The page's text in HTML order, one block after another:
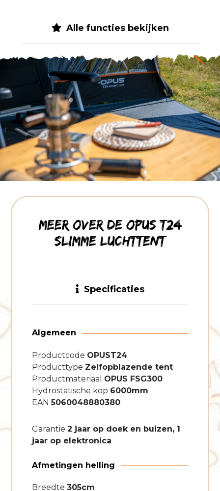
Alle functies bekijken
Meer over de OPUS T24
slimme luchttent
Specificaties
Algemeen
Productcode OPUST24
Producttype Zelfopblazende tent
Productmateriaal OPUS FSG300
Hydrostatische kop 6000mm
EAN5060048880380
Garantie 2 jaar op doek en buizen, 1
jaar op elektronica
Afmetingen helling
Breedte 305cm